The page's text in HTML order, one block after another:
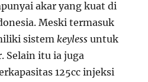
akar yang kuat di
Meski termasuk
sistemkeylessuntuk
Selain itu ia juga
125cc injeksi